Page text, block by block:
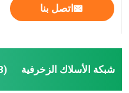
اتصل بنا
شبكة الأسلاك الزخرفية (48)